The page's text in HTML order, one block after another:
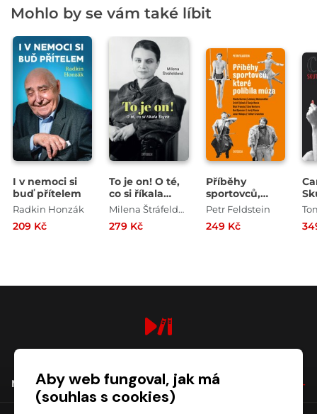
Mohlo by se vám také líbit
I v nemoci si
buď přítelem
Radkin Honzák
209 Kč
To je on! O té,
co si říkala
Toyen
Milena Štráfeldová
279 Kč
Příběhy
sportovců,
které políbila
Petr Feldstein
249 Kč
NÁKUPAby web fungoval, jak má
(souhlas s cookies)